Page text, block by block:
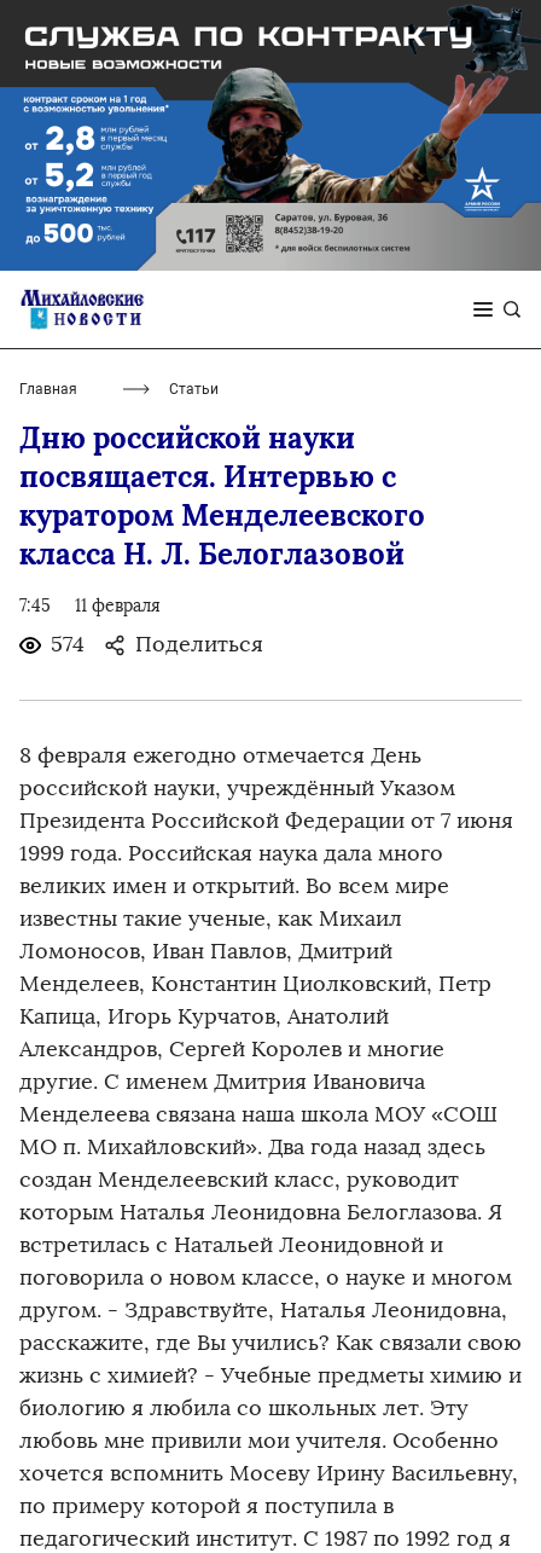
Главная Статьи
Дню российской науки
посвящается. Интервью с
куратором Менделеевского
класса Н. Л. Белоглазовой
7:45 11 февраля
574 Поделиться
8 февраля ежегодно отмечается День
российской науки, учреждённый Указом
Президента Российской Федерации от 7 июня
1999 года. Российская наука дала много
великих имен и открытий. Во всем мире
известны такие ученые, как Михаил
Ломоносов, Иван Павлов, Дмитрий
Менделеев, Константин Циолковский, Петр
Капица, Игорь Курчатов, Анатолий
Александров, Сергей Королев и многие
другие. С именем Дмитрия Ивановича
Менделеева связана наша школа МОУ «СОШ
МО п. Михайловский». Два года назад здесь
создан Менделеевский класс, руководит
которым Наталья Леонидовна Белоглазова. Я
встретилась с Натальей Леонидовной и
поговорила о новом классе, о науке и многом
другом. - Здравствуйте, Наталья Леонидовна,
расскажите, где Вы учились? Как связали свою
жизнь с химией? - Учебные предметы химию и
биологию я любила со школьных лет. Эту
любовь мне привили мои учителя. Особенно
хочется вспомнить Мосеву Ирину Васильевну,
по примеру которой я поступила в
педагогический институт. С 1987 по 1992 год я